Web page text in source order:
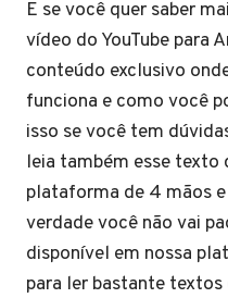
E se você quer saber
vídeo do YouTube para
conteúdo exclusivo
funciona e como você
isso se você tem
leia também esse texto
plataforma de 4 mãos
verdade você não vai
disponível em nossa
para ler bastante textos